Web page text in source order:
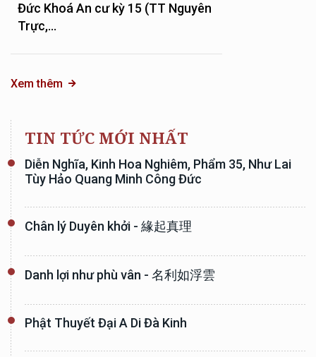
Đức Khoá An cư kỳ 15 (TT Nguyên
Trực,...
Xem thêm
TIN TỨC MỚI NHẤT
Diễn Nghĩa, Kinh Hoa Nghiêm, Phẩm 35, Như Lai
Tùy Hảo Quang Minh Công Đức
Chân lý Duyên khởi - 緣起真理
Danh lợi như phù vân - 名利如浮雲
Phật Thuyết Đại A Di Đà Kinh